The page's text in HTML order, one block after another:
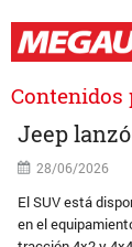
Contenidos
Jeep
28/06/2026
El SUV está
en el